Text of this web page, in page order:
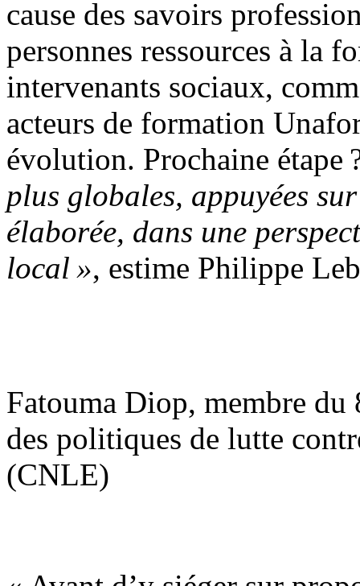
cause des savoirs
personnes ressources à la
intervenants sociaux,
acteurs de formation
évolution. Prochaine étape
plus globales, appuyées
élaborée, dans une
local », estime Philippe
Fatouma Diop, membre
des politiques de lutte
(CNLE)